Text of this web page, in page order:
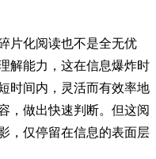
片化阅读也不是全无优
解能力，这在信息爆炸时
时间内，灵活而有效率地
，做出快速判断。但这阅
，仅停留在信息的表面层